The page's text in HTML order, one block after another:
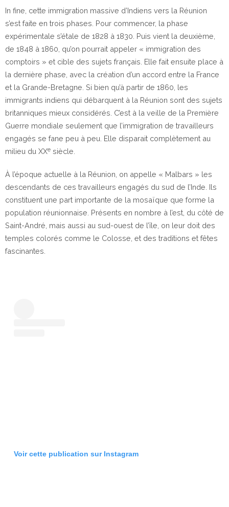
In fine, cette immigration massive d’Indiens vers la Réunion
s’est faite en trois phases. Pour commencer, la phase
expérimentale s’étale de 1828 à 1830. Puis vient la deuxième,
de 1848 à 1860, qu’on pourrait appeler « immigration des
comptoirs » et cible des sujets français. Elle fait ensuite place à
la dernière phase, avec la création d’un accord entre la France
et la Grande-Bretagne. Si bien qu’à partir de 1860, les
immigrants indiens qui débarquent à la Réunion sont des sujets
britanniques mieux considérés. C’est à la veille de la Première
Guerre mondiale seulement que l’immigration de travailleurs
engagés se fane peu à peu. Elle disparait complètement au
milieu du XXe siècle.
À l’époque actuelle à la Réunion, on appelle « Malbars » les
descendants de ces travailleurs engagés du sud de l’Inde. Ils
constituent une part importante de la mosaïque que forme la
population réunionnaise. Présents en nombre à l’est, du côté de
Saint-André, mais aussi au sud-ouest de l’île, on leur doit des
temples colorés comme le Colosse, et des traditions et fêtes
fascinantes.
Voir cette publication sur Instagram